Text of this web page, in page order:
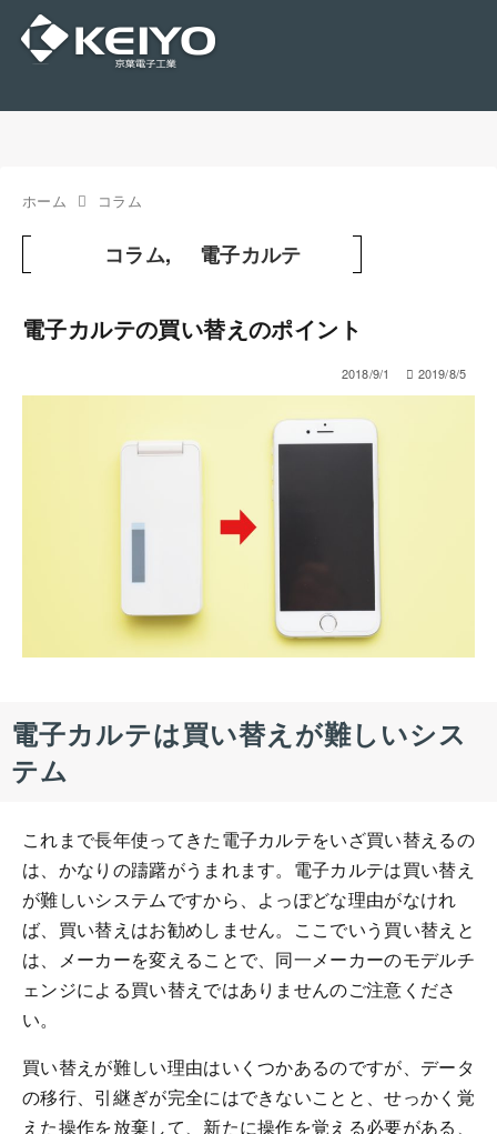
ホーム コラム
コラム, 電子カルテ
電子カルテの買い替えのポイント
2018/9/1 2019/8/5
電子カルテは買い替えが難しいシス
テム
これまで長年使ってきた電子カルテをいざ買い替えるの
は、かなりの躊躇がうまれます。電子カルテは買い替え
が難しいシステムですから、よっぽどな理由がなけれ
ば、買い替えはお勧めしません。ここでいう買い替えと
は、メーカーを変えることで、同一メーカーのモデルチ
ェンジによる買い替えではありませんのご注意くださ
い。
買い替えが難しい理由はいくつかあるのですが、データ
の移行、引継ぎが完全にはできないことと、せっかく覚
えた操作を放棄して、新たに操作を覚える必要がある、